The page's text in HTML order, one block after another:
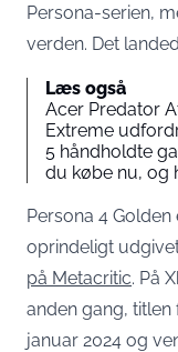
Persona-serien,
verden. Det
Læs også
Acer Predator
Extreme
5 håndholdte
du købe nu, og
Persona 4 Golden
oprindeligt
på Metacritic. På
anden gang, titlen
januar 2024 og